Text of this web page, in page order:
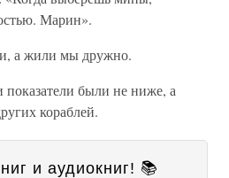
Марин».
а жили мы дружно.
были не ниже, а
кораблей.
и аудиокниг! 📚